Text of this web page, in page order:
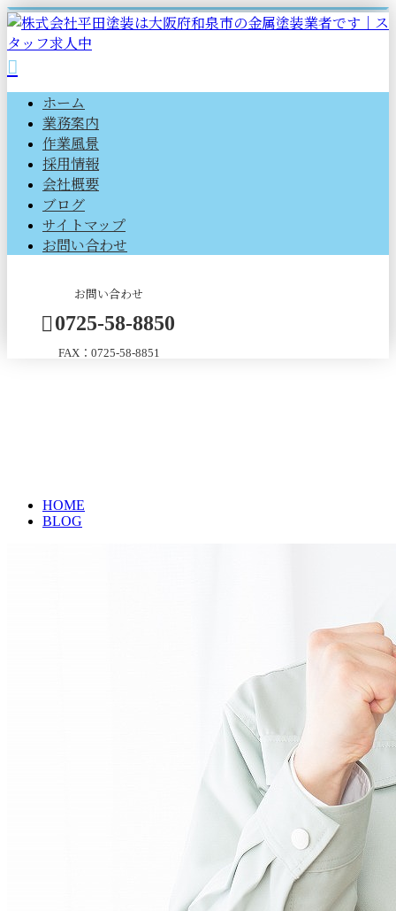
ホーム
業務案内
作業風景
採用情報
会社概要
ブログ
サイトマップ
お問い合わせ
お問い合わせ
0725-58-8850
FAX：0725-58-8851
HOME
BLOG